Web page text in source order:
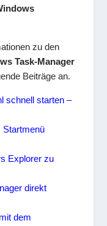
zu den
Task-Manager
Beiträge an.
schnell starten –
Startmenü
Explorer zu
direkt
dem